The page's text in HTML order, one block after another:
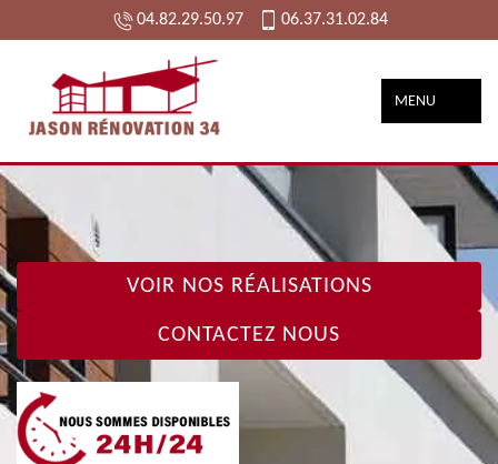
04.82.29.50.97 06.37.31.02.84
MENU
VOIR NOS RÉALISATIONS
CONTACTEZ NOUS